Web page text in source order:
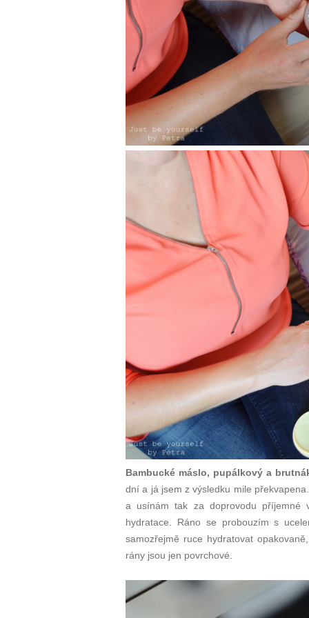
Bambucké máslo, pupálkový a
dní a já jsem z výsledku mile
a usínám tak za doprovodu příjemné
hydratace. Ráno se probouzím s
samozřejmě ruce hydratovat
rány jsou jen povrchové.